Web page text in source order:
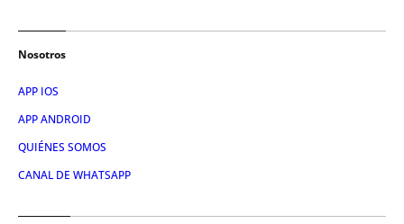
Nosotros
APP IOS
APP ANDROID
QUIÉNES SOMOS
CANAL DE WHATSAPP